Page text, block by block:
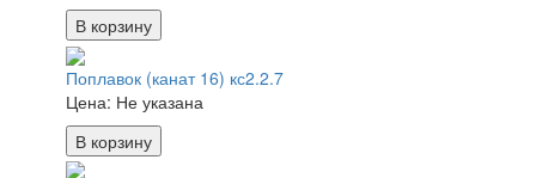
В корзину
Поплавок (канат 16) кс2.2.7
Цена: Не указана
В корзину